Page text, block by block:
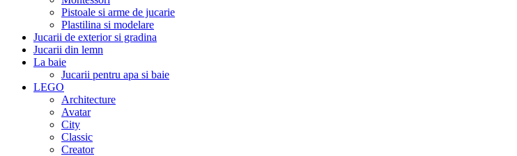
Pistoale si arme de jucarie
Plastilina si modelare
Jucarii de exterior si gradina
Jucarii din lemn
La baie
Jucarii pentru apa si baie
LEGO
Architecture
Avatar
City
Classic
Creator